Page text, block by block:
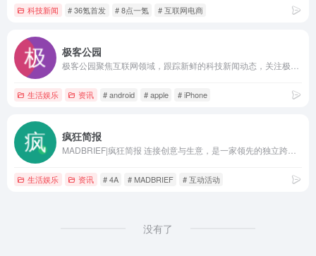
科技新闻 # 36氪首发 # 8点一氪 # 互联网电商
极客公园
生活娱乐 资讯 # android # apple # iPhone
疯狂简报
生活娱乐 资讯 # 4A # MADBRIEF # 互动活动
没有了